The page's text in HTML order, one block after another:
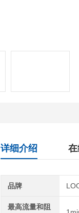
详细介绍
品牌
最高流量和阻